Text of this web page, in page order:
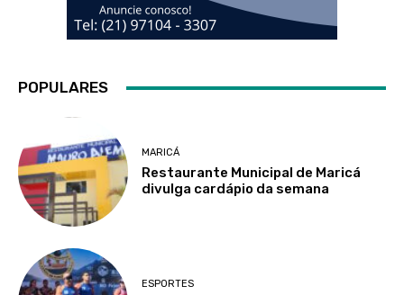
POPULARES
MARICÁ
Restaurante Municipal de Maricá
divulga cardápio da semana
ESPORTES